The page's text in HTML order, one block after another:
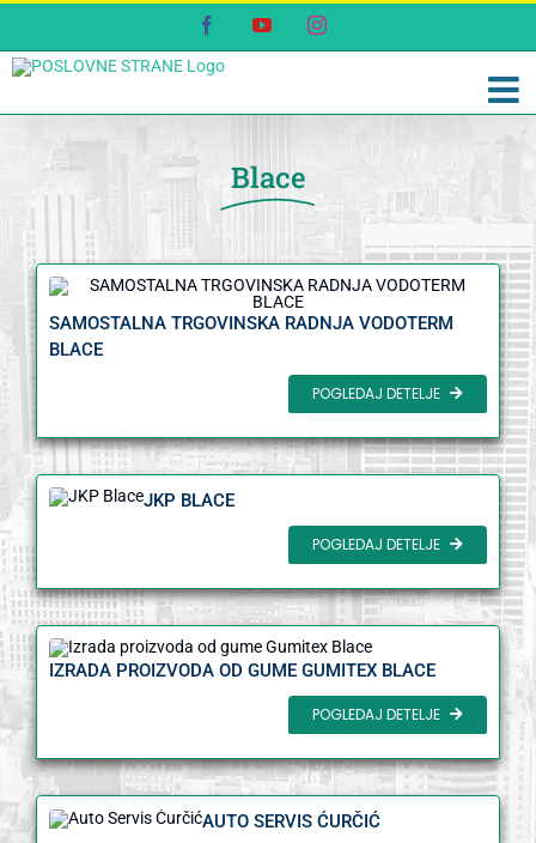
content
FacebookYouTubeInstagram
Blace
SAMOSTALNA TRGOVINSKA RADNJA VODOTERM
BLACE
POGLEDAJ DETELJE
JKP BLACE
POGLEDAJ DETELJE
IZRADA PROIZVODA OD GUME GUMITEX BLACE
POGLEDAJ DETELJE
AUTO SERVIS ĆURČIĆ